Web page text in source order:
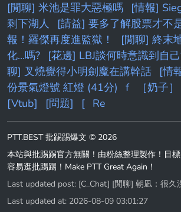
[閒聊] 米池是罪大惡極嗎
[情報]
剩下湖人
[請益] 要多了解股票才不
報！羅傑再度進監獄！
[閒聊] 終末
化...嗎?
[花邊] LBJ談何時意識到自
聊] 叉燒覺得小明劍魔在講幹話
[情
份景氣燈號 紅燈 (41分)
f ［奶子］
[Vtub]
[問題] [ Re
PTT.BEST 批踢踢爆文 © 2026
本站與批踢踢官方無關！由粉絲整理製作！目
容易逛批踢踢！Make PTT Great Again！
Last updated post: [C_Chat] [閒聊] 朝凪：很久
Last updated at: 2026-08-09 03:01:27